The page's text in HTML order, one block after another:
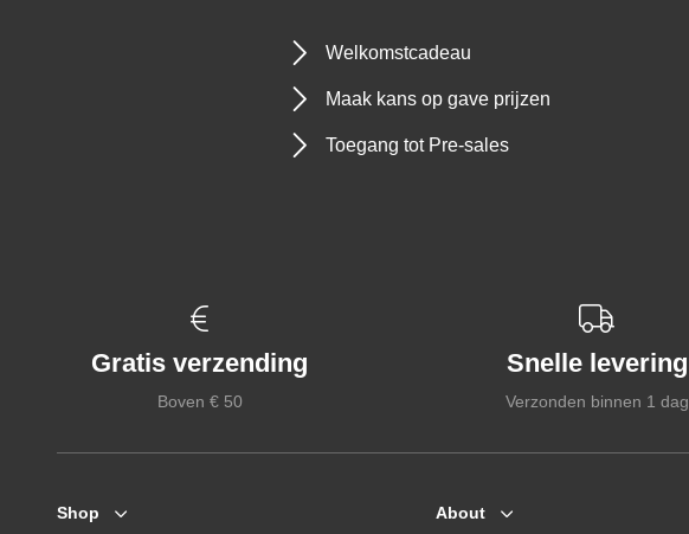
Welkomstcadeau
Maak kans op gave prijzen
Toegang tot Pre-sales
Gratis verzending
Boven € 50
Snelle levering
Verzonden binnen 1 dag
Shop
About